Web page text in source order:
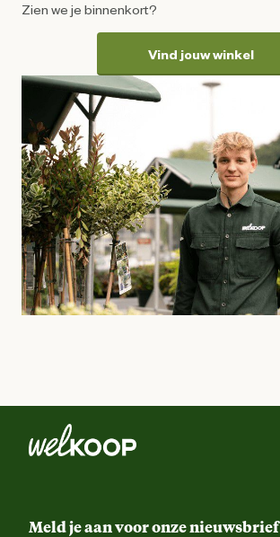
Zien we je binnenkort?
Vind jouw winkel
Meld je aan voor onze nieuwsbrief